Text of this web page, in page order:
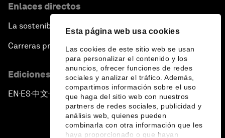
Esta página web usa cookies
Las cookies de este sitio web se usan
para personalizar el contenido y los
anuncios, ofrecer funciones de redes
sociales y analizar el tráfico. Además,
compartimos información sobre el uso
que haga del sitio web con nuestros
partners de redes sociales, publicidad y
análisis web, quienes pueden
combinarla con otra información que les
haya proporcionado o que hayan
Enlaces directos
La sostenibilidad en el Foro
Carreras profesionales
Ediciones en otros idiomas
EN ▪ES▪中文▪ 日本語